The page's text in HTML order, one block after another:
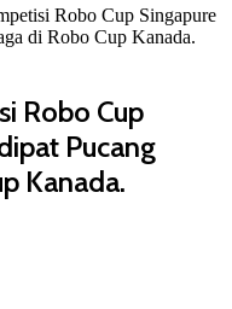
Robo Cup Singapure
di Robo Cup Kanada.
Robo Cup
Pucang
Kanada.